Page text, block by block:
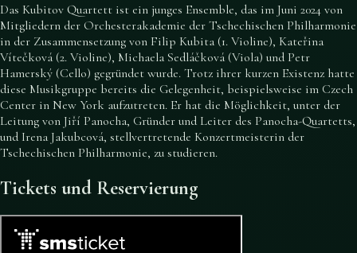
Das Kubitov Quartett ist ein junges Ensemble, das im Juni 2024 von
Mitgliedern der Orchesterakademie der Tschechischen Philharmonie
in der Zusammensetzung von Filip Kubita (1. Violine), Kateřina
Vítečková (2. Violine), Michaela Sedláčková (Viola) und Petr
Hamerský (Cello) gegründet wurde. Trotz ihrer kurzen Existenz hatte
diese Musikgruppe bereits die Gelegenheit, beispielsweise im Czech
Center in New York aufzutreten. Er hat die Möglichkeit, unter der
Leitung von Jiří Panocha, Gründer und Leiter des Panocha-Quartetts,
und Irena Jakubcová, stellvertretende Konzertmeisterin der
Tschechischen Philharmonie, zu studieren.
Tickets und Reservierung